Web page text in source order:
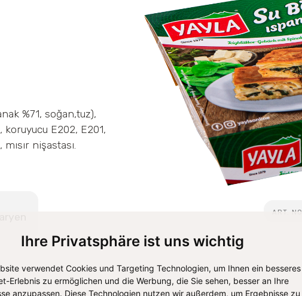
Ihre Privatsphäre ist uns wichtig
verwendet Cookies und Targeting Technologien, um Ihnen ein besseres
Erlebnis zu ermöglichen und die Werbung, die Sie sehen, besser an Ihre
anzupassen. Diese Technologien nutzen wir außerdem, um Ergebnisse zu
%71, soğan,tuz),
koruyucu E202, E201,
nişastası.
ART. NO.